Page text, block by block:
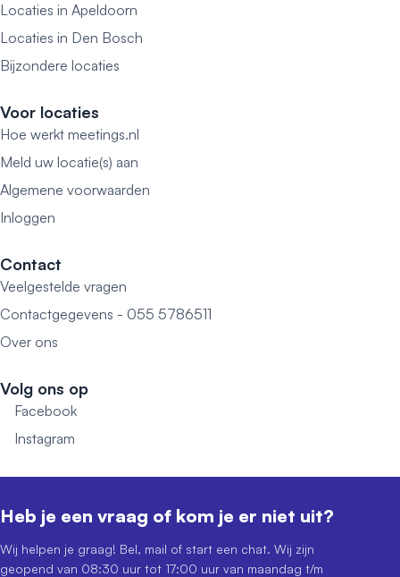
Locaties in Apeldoorn
Locaties in Den Bosch
Bijzondere locaties
Voor locaties
Hoe werkt meetings.nl
Meld uw locatie(s) aan
Algemene voorwaarden
Inloggen
Contact
Veelgestelde vragen
Contactgegevens - 055 5786511
Over ons
Volg ons op
Facebook
Instagram
Heb je een vraag of kom je er niet uit?
Wij helpen je graag! Bel, mail of start een chat. Wij zijn
geopend van 08:30 uur tot 17:00 uur van maandag t/m